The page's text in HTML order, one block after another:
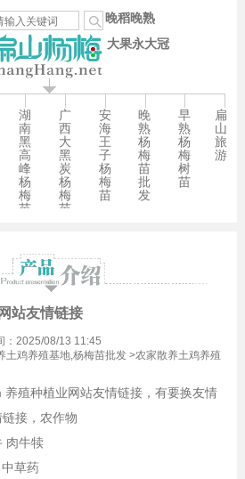
晚稻晚熟
大果永大冠
湖
南
黑
高
峰
杨
梅
苗
广
西
大
黑
炭
杨
梅
苗
安
海
王
子
杨
梅
苗
晚
熟
杨
梅
苗
批
发
早
熟
杨
梅
树
苗
扁
山
旅
游
站友情链接
：2025/08/13 11:45
土鸡养殖基地,杨梅苗批发>农家散养土鸡养殖
殖种植业网站友情链接，有要换友情
接，农作物
肉牛犊
草药